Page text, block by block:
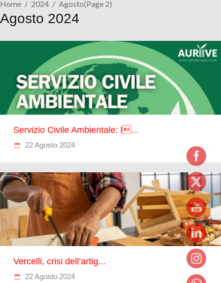
Home 2024 Agosto(Page 2)
Agosto 2024
Servizio Civile Ambientale: l...
22 Agosto 2024
Vercelli, crisi dell’artig...
22 Agosto 2024